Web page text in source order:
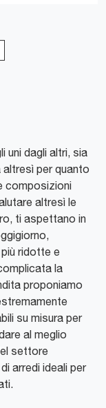
uni dagli altri, sia
per quanto
composizioni
altresì le
ti aspettano in
ridotte e
la
proponiamo
su misura per
al meglio
settore
arredi ideali per